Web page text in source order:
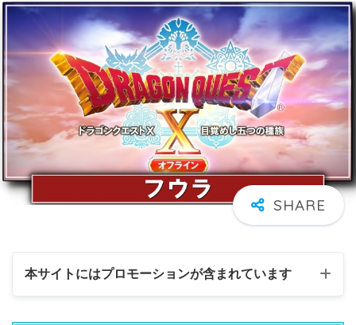
本サイトにはプロモーションが含まれています